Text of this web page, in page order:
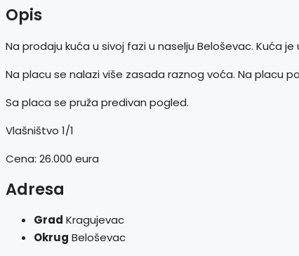
Opis
Na prodaju kuća u sivoj fazi u naselju Beloševac. Kuća
Na placu se nalazi više zasada raznog voća. Na placu
Sa placa se pruža predivan pogled.
Vlašništvo 1/1
Cena: 26.000 eura
Adresa
Grad Kragujevac
Okrug Beloševac